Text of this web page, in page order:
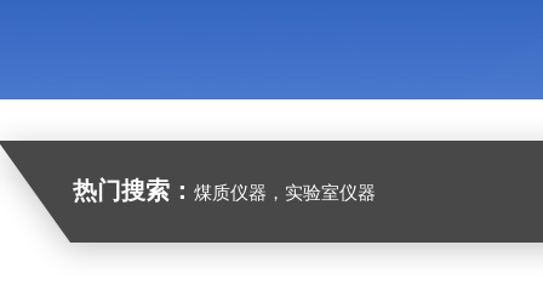
热门搜索： 煤质仪器，实验室仪器